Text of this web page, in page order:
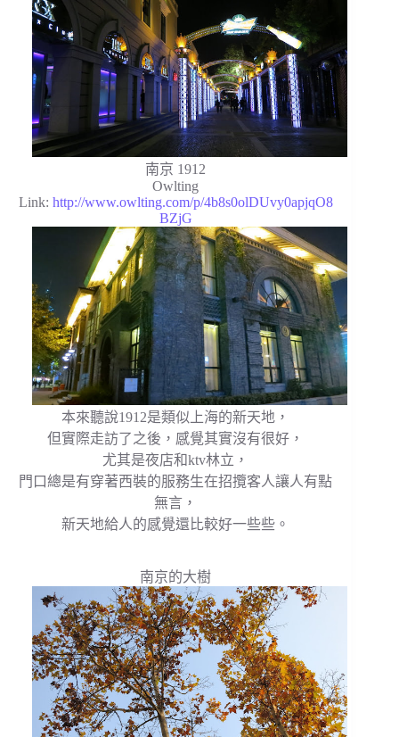
南京 1912
Owlting
Link: http://www.owlting.com/p/4b8s0olDUvy0apjqO8
BZjG
本來聽說1912是類似上海的新天地，
但實際走訪了之後，感覺其實沒有很好，
尤其是夜店和ktv林立，
門口總是有穿著西裝的服務生在招攬客人讓人有點
無言，
新天地給人的感覺還比較好一些些。
南京的大樹